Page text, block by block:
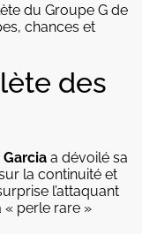
du Groupe G de
chances et
des
Garcia a dévoilé sa
la continuité et
l’attaquant
« perle rare »